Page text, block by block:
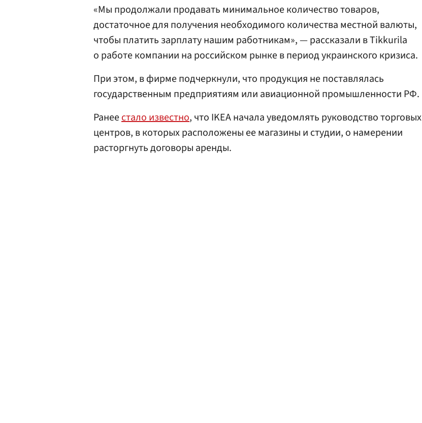
«Мы продолжали продавать минимальное количество товаров,
достаточное для получения необходимого количества местной валюты,
чтобы платить зарплату нашим работникам», — рассказали в Tikkurila
о работе компании на российском рынке в период украинского кризиса.
При этом, в фирме подчеркнули, что продукция не поставлялась
государственным предприятиям или авиационной промышленности РФ.
Ранеестало известно, что IKEA начала уведомлять руководство торговых
центров, в которых расположены ее магазины и студии, о намерении
расторгнуть договоры аренды.